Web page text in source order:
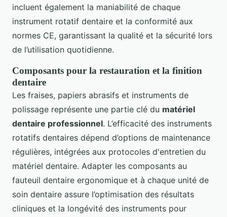
incluent également la maniabilité de chaque
instrument rotatif dentaire et la conformité aux
normes CE, garantissant la qualité et la sécurité lors
de l’utilisation quotidienne.
Composants pour la restauration et la finition
dentaire
Les fraises, papiers abrasifs et instruments de
polissage représente une partie clé du matériel
dentaire professionnel. L’efficacité des instruments
rotatifs dentaires dépend d’options de maintenance
régulières, intégrées aux protocoles d'entretien du
matériel dentaire. Adapter les composants au
fauteuil dentaire ergonomique et à chaque unité de
soin dentaire assure l’optimisation des résultats
cliniques et la longévité des instruments pour